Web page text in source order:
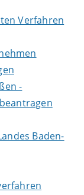
Verfahren
-
Baden-